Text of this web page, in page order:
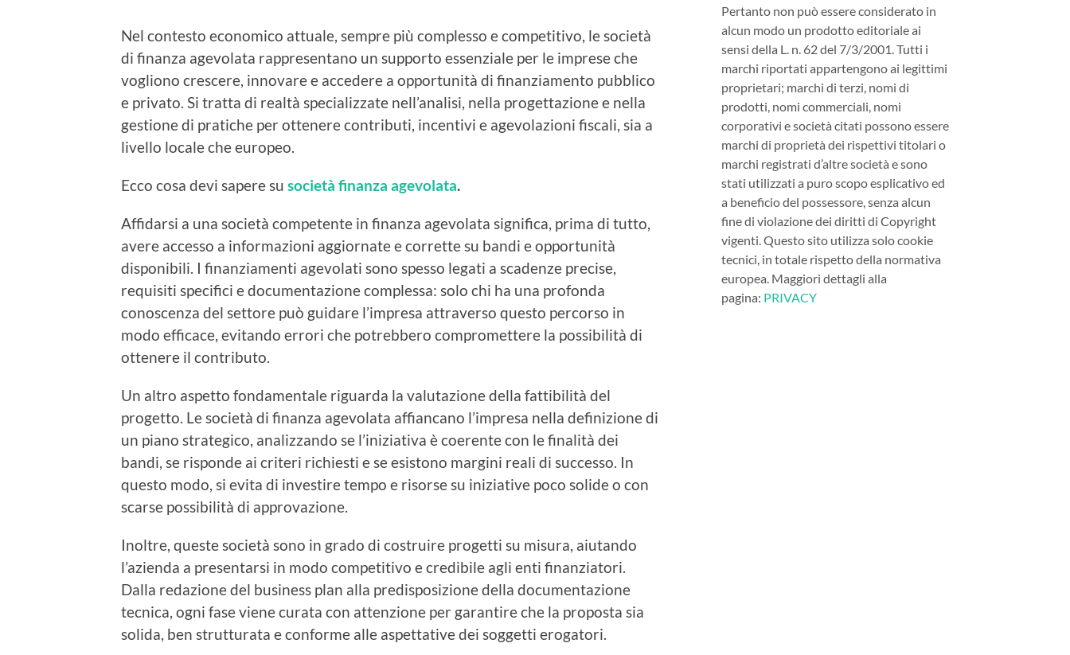
Nel contesto economico attuale, sempre più complesso e competitivo, lesocietà
di finanza agevolata rappresentano un supporto essenziale per le imprese che
vogliono crescere, innovare e accedere a opportunità di finanziamento pubblico
e privato. Si tratta di realtà specializzate nell’analisi, nella progettazione e nella
gestione di pratiche per ottenere contributi, incentivi e agevolazioni fiscali, sia a
livello locale che europeo.
Ecco cosa devi sapere su società finanza agevolata.
Affidarsi a una società competente in finanza agevolata significa, prima di tutto,
avere accesso a informazioni aggiornate e correttesu bandi e opportunità
disponibili. I finanziamenti agevolati sono spesso legati a scadenze precise,
requisiti specifici e documentazione complessa: solo chi ha una profonda
conoscenza del settore può guidare l’impresa attraverso questo percorso in
modo efficace, evitando errori che potrebbero compromettere la possibilità di
ottenere il contributo.
Un altro aspetto fondamentale riguarda la valutazione della fattibilità del
progetto. Le società di finanza agevolata affiancano l’impresa nella definizione di
un piano strategico, analizzando se l’iniziativa è coerente con le finalità dei
bandi, se risponde ai criteri richiesti e se esistono margini reali di successo. In
questo modo, si evita di investire tempo e risorse su iniziative poco solide o con
scarse possibilità di approvazione.
Inoltre, queste società sono in grado di costruire progetti su misura, aiutando
l’azienda a presentarsi in modo competitivo e credibile agli enti finanziatori.
Dalla redazione del business plan alla predisposizione della documentazione
tecnica, ogni fase viene curata con attenzione per garantire che la proposta sia
solida, ben strutturata e conforme alle aspettative dei soggetti erogatori.
Pertanto non può essere considerato in
alcun modo un prodotto editoriale ai
sensi della L. n. 62 del 7/3/2001. Tutti i
marchi riportati appartengono ai legittimi
proprietari; marchi di terzi, nomi di
prodotti, nomi commerciali, nomi
corporativi e società citati possono essere
marchi di proprietà dei rispettivi titolari o
marchi registrati d’altre società e sono
stati utilizzati a puro scopo esplicativo ed
a beneficio del possessore, senza alcun
fine di violazione dei diritti di Copyright
vigenti. Questo sito utilizza solo cookie
tecnici, in totale rispetto della normativa
europea. Maggiori dettagli alla
pagina: PRIVACY